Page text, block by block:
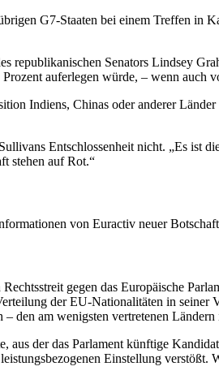
G7-Staaten bei einem Treffen in
republikanischen Senators Lindsey
auferlegen würde, – wenn auch
Indiens, Chinas oder anderer
Entschlossenheit nicht. „Es ist
stehen auf Rot.“
von Euractiv neuer
gegen das Europäische
der EU-Nationalitäten in seiner
am wenigsten vertretenen Ländern
aus der das Parlament künftige
Einstellung